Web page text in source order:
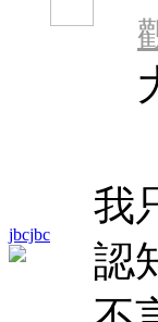
jbcjbc
我
認